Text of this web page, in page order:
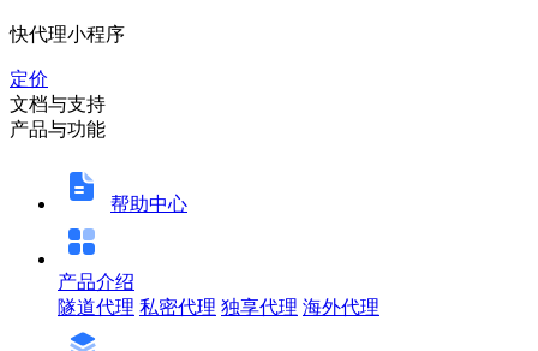
快代理小程序
定价
文档与支持
产品与功能
帮助中心
产品介绍
隧道代理 私密代理 独享代理 海外代理